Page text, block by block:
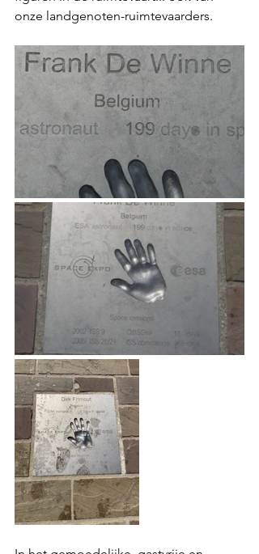
onze landgenoten-ruimtevaarders.